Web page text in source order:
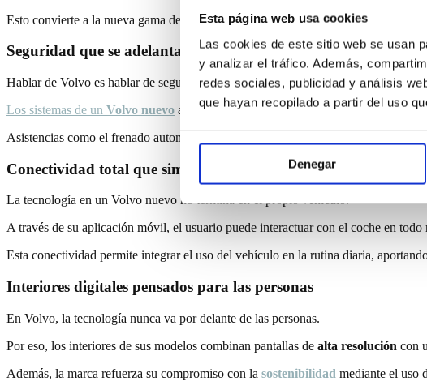
Esta página web usa cookies
Las cookies de este sitio web se usan
y analizar el tráfico. Además,
redes sociales, publicidad y análisis
que hayan recopilado a partir del uso
Denegar
Esto convierte a la nueva gama de Volvo en una de las opciones más avanzadas
Seguridad que se adelanta a cada situación
Hablar de Volvo es hablar de seguridad. Pero hoy ese concepto va un paso más
Los sistemas de un Volvo nuevo analizan el entorno en tiempo real mediante
Asistencias como el frenado automático, el mantenimiento de carril o la
Conectividad total que simplifica el día a día
La tecnología en un Volvo nuevo no termina en el propio vehículo.
A través de su aplicación móvil, el usuario puede interactuar con el coche en
Esta conectividad permite integrar el uso del vehículo en la rutina diaria,
Interiores digitales pensados para las personas
En Volvo, la tecnología nunca va por delante de las personas.
Por eso, los interiores de sus modelos combinan pantallas de alta resolución con
Además, la marca refuerza su compromiso con la sostenibilidad mediante el uso